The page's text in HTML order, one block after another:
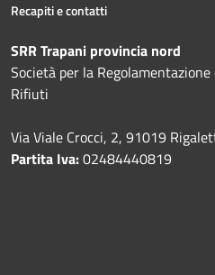
Recapiti e contatti
SRR Trapani provincia nord
Società per la
Rifiuti
Via Viale Crocci, 2, 91019
Partita Iva:02484440819